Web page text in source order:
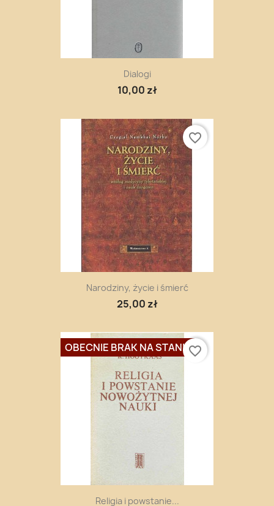
Dialogi
10,00 zł
Narodziny, życie i śmierć
25,00 zł
favorite_border
Religia i powstanie...
OBECNIE BRAK NA STANIEfavorite_border